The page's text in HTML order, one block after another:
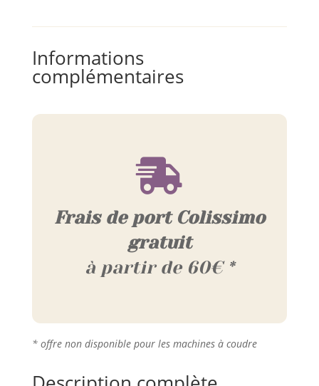
Informations
complémentaires

Frais de port Colissimo
gratuit
à partir de 60€ *
* offre non disponible pour les machines à coudre